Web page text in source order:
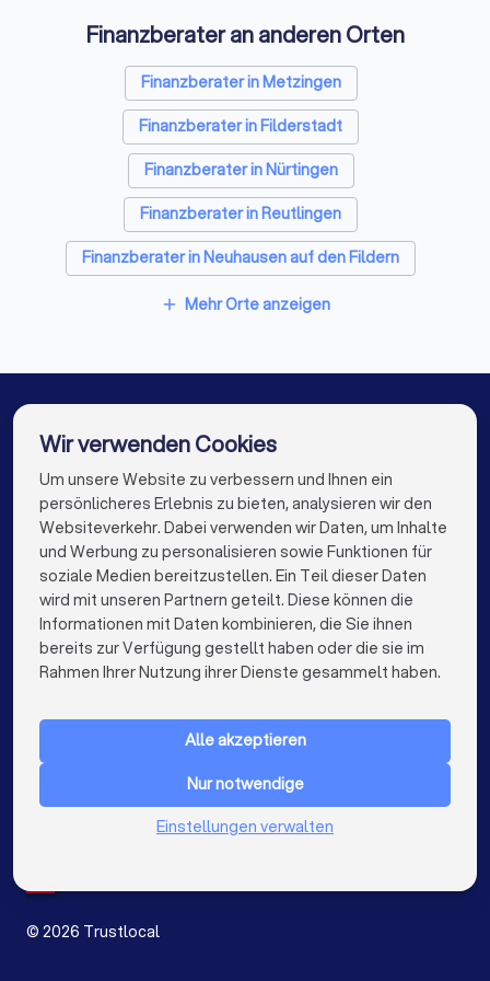
Finanzberater an anderen Orten
Finanzberater in Metzingen
Finanzberater in Filderstadt
Finanzberater in Nürtingen
Finanzberater in Reutlingen
Finanzberater in Neuhausen auf den Fildern
Finanzberater in Leinfelden-Echterdingen
Finanzberater in Ostfildern
Finanzberater in Tübingen
Finanzberater in Berlin
Finanzberater in Hamburg
Finanzberater in München
Finanzberater in Köln
Finanzberater in Frankfurt am Main
Finanzberater in Stuttgart
Finanzberater in Dortmund
Finanzberater in Essen
Finanzberater in Bremen
Finanzberater in Nürnberg
Finanzberater in Dresden
add Mehr Orte anzeigen
Die besten Finanzberater für Sie
info@trustlocal.de
FÜR PRIVATPERSONEN
Niederlande
© 2026 Trustlocal
Wir verwenden Cookies
Um unsere Website zu verbessern und Ihnen ein
persönlicheres Erlebnis zu bieten, analysieren wir den
Websiteverkehr. Dabei verwenden wir Daten, um Inhalte
und Werbung zu personalisieren sowie Funktionen für
soziale Medien bereitzustellen. Ein Teil dieser Daten
wird mit unseren Partnern geteilt. Diese können die
Informationen mit Daten kombinieren, die Sie ihnen
bereits zur Verfügung gestellt haben oder die sie im
Rahmen Ihrer Nutzung ihrer Dienste gesammelt haben.
Alle akzeptieren
Nur notwendige
Einstellungen verwalten